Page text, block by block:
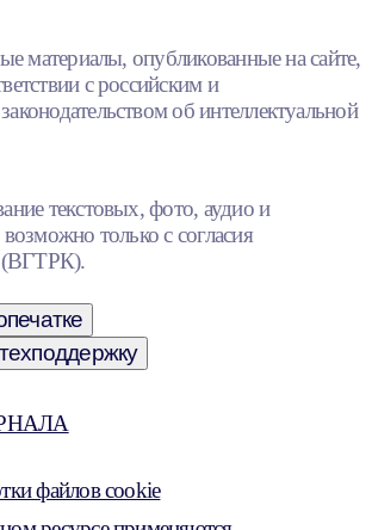
материалы, опубликованные на сайте,
с российским и
об интеллектуальной
текстовых, фото, аудио и
только с согласия
(ВГТРК).
файлов cookie